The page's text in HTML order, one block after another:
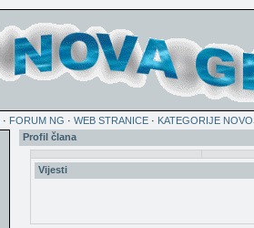
· FORUM NG · WEB STRANICE · KATEGORIJE
Profil člana
Vijesti